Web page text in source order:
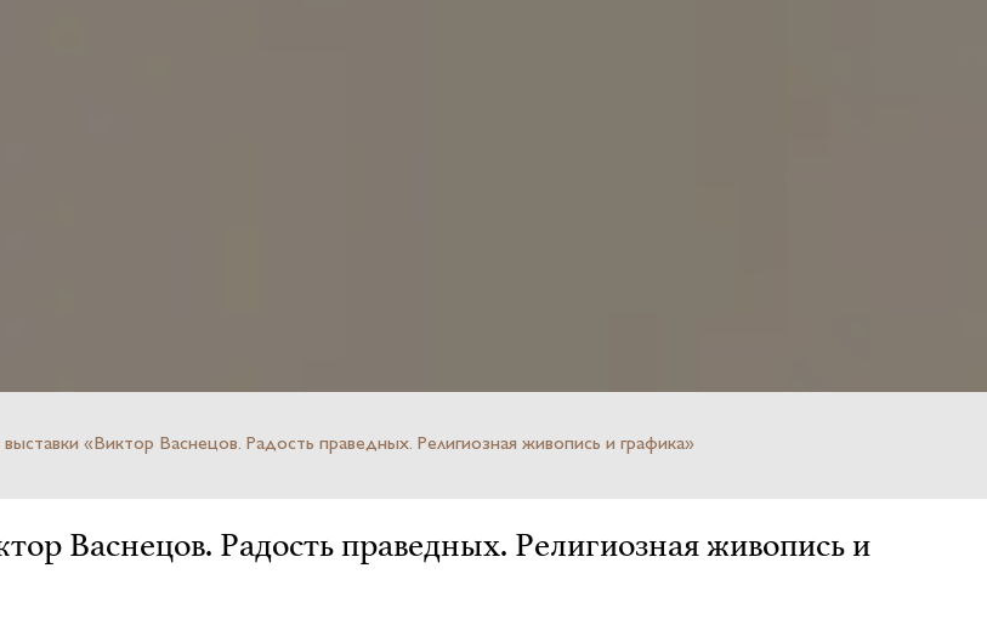
«Виктор Васнецов. Радость праведных. Религиозная живопись и графика»
Васнецов. Радость праведных. Религиозная живопись и